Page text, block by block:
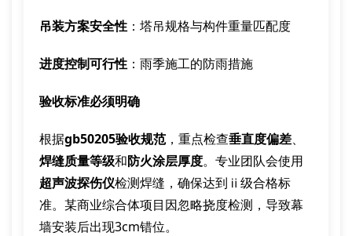
吊装方案安全性 ：塔吊规格与构件重量匹配度
进度控制可行性 ：雨季施工的防雨措施
验收标准必须明确
根据gb50205验收规范，重点检查垂直度偏差、
焊缝质量等级和防火涂层厚度。专业团队会使用
超声波探伤仪检测焊缝，确保达到ⅱ级合格标
准。某商业综合体项目因忽略挠度检测，导致幕
墙安装后出现3cm错位。